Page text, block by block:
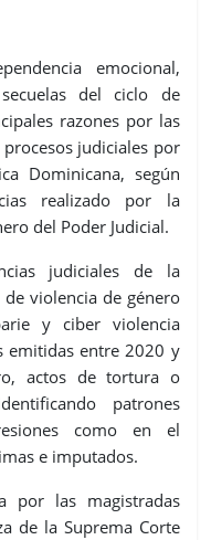
emocional,
del ciclo de
razones por las
judiciales por
Dominicana, según
realizado por la
del Poder Judicial.
judiciales de la
violencia de género
y ciber violencia
emitidas entre 2020 y
actos de tortura o
patrones
como en el
e imputados.
por las magistradas
de la Suprema Corte